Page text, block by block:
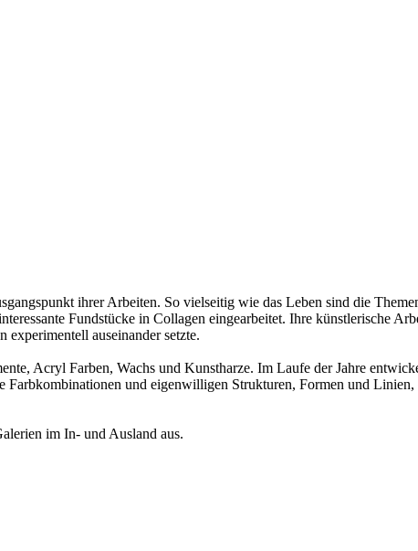
ihrer Arbeiten. So vielseitig wie das Leben sind die
Fundstücke in Collagen eingearbeitet. Ihre künstlerische
auseinander setzte.
Acryl Farben, Wachs und Kunstharze. Im Laufe der Jahre
und eigenwilligen Strukturen, Formen und
im In- und Ausland aus.